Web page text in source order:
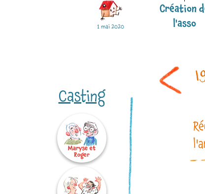
1 mai 2020
Création
l'asso
Casting